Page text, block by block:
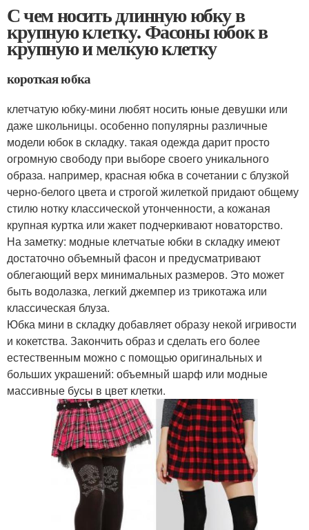
С чем носить длинную юбку в
крупную клетку. Фасоны юбок в
крупную и мелкую клетку
короткая юбка
клетчатую юбку-мини любят носить юные девушки или
даже школьницы. особенно популярны различные
модели юбок в складку. такая одежда дарит просто
огромную свободу при выборе своего уникального
образа. например, красная юбка в сочетании с блузкой
черно-белого цвета и строгой жилеткой придают общему
стилю нотку классической утонченности, а кожаная
крупная куртка или жакет подчеркивают новаторство.
На заметку: модные клетчатые юбки в складку имеют
достаточно объемный фасон и предусматривают
облегающий верх минимальных размеров. Это может
быть водолазка, легкий джемпер из трикотажа или
классическая блуза.
Юбка мини в складку добавляет образу некой игривости
и кокетства. Закончить образ и сделать его более
естественным можно с помощью оригинальных и
больших украшений: объемный шарф или модные
массивные бусы в цвет клетки.